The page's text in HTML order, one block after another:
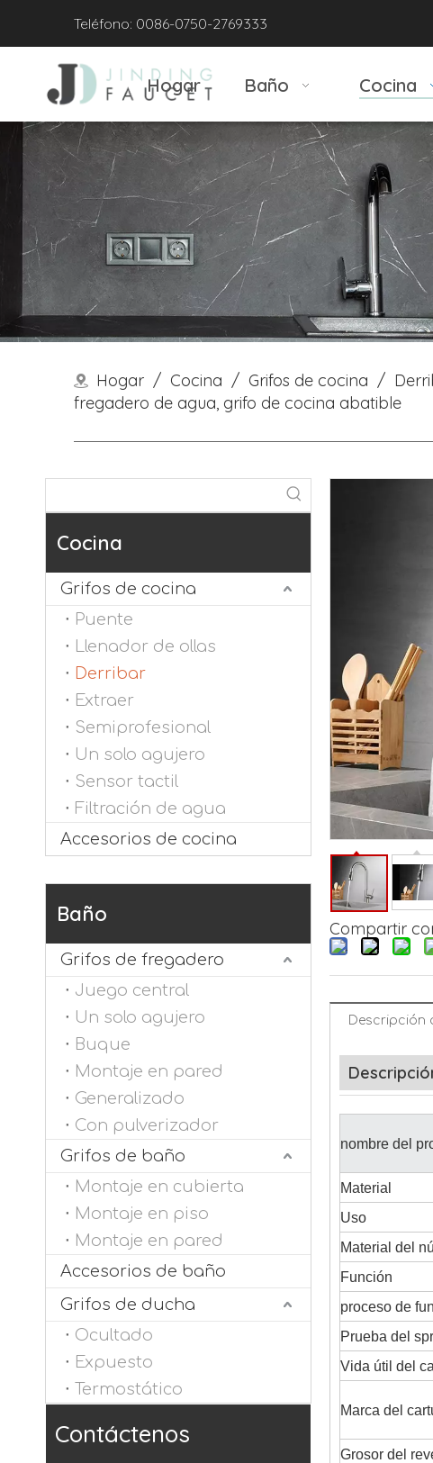
Teléfono: 0086-0750-2769333
Hogar Baño Cocina
Hogar / Cocina / Grifos de cocina /
fregadero de agua, grifo de cocina abatible
Cocina
Grifos de cocina
Puente
Llenador de ollas
Derribar
Extraer
Semiprofesional
Un solo agujero
Sensor tactil
Filtración de agua
Accesorios de cocina
Baño
Grifos de fregadero
Juego central
Un solo agujero
Buque
Montaje en pared
Generalizado
Con pulverizador
Grifos de baño
Montaje en cubierta
Montaje en piso
Montaje en pared
Accesorios de baño
Grifos de ducha
Ocultado
Expuesto
Termostático
Contáctenos
Compartir
Descripción
nombre del
Material
Uso
Material del
Función
proceso de
Prueba del
Vida útil del
Marca del
Grosor del